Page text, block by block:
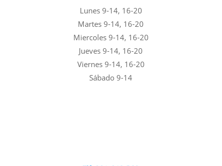
Lunes 9-14, 16-20
Martes 9-14, 16-20
Miercoles 9-14, 16-20
Jueves 9-14, 16-20
Viernes 9-14, 16-20
Sábado 9-14